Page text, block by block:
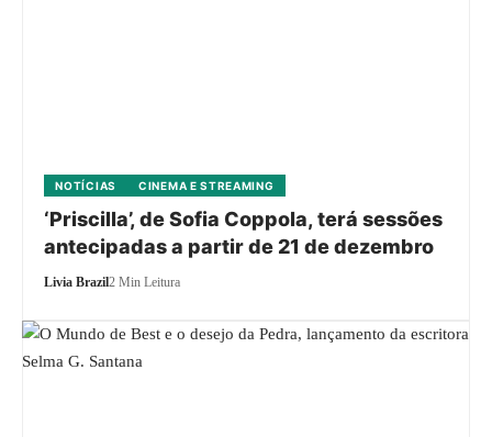
NOTÍCIAS CINEMA E STREAMING
‘Priscilla’, de Sofia Coppola, terá sessões
antecipadas a partir de 21 de dezembro
Livia Brazil2 Min Leitura